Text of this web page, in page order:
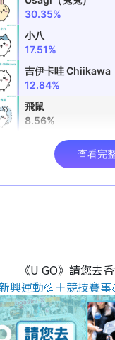
《U GO》請您去
興運動💦＋競技賽